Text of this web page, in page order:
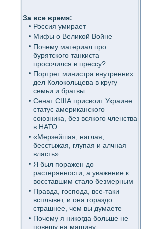
За все время:
Россия умирает
Мифы о Великой Войне
Почему материал про
бурятского танкиста
просочился в прессу?
Портрет министра внутренних
дел Колокольцева в кругу
семьи и братвы
Сенат США присвоит Украине
статус американского
союзника, без всякого членства
в НАТО
«Мерзейшая, наглая,
бесстыжая, глупая и алчная
власть»
Я был поражен до
растерянности, а уважение к
восставшим стало безмерным
Правда, господа, все-таки
всплывет, и она гораздо
страшнее, чем вы думаете
Почему я никогда больше не
повешу на машину